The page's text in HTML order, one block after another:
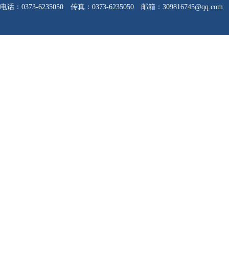
电话：0373-6235050 传真：0373-6235050 邮箱：